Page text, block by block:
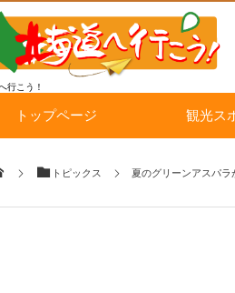
行こう！
トップページ 観光ス
トピックス 夏のグリーンアスパラ